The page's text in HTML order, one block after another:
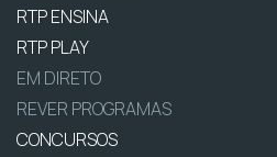
RTP ENSINA
RTP PLAY
EM DIRETO
REVER PROGRAMAS
CONCURSOS